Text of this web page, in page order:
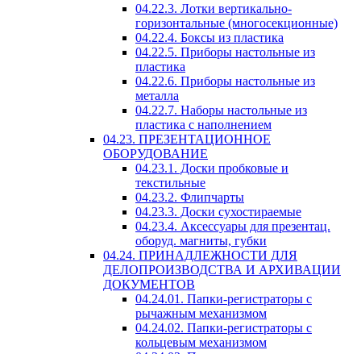
04.22.3. Лотки вертикально-
горизонтальные (многосекционные)
04.22.4. Боксы из пластика
04.22.5. Приборы настольные из
пластика
04.22.6. Приборы настольные из
металла
04.22.7. Наборы настольные из
пластика с наполнением
04.23. ПРЕЗЕНТАЦИОННОЕ
ОБОРУДОВАНИЕ
04.23.1. Доски пробковые и
текстильные
04.23.2. Флипчарты
04.23.3. Доски сухостираемые
04.23.4. Аксессуары для презентац.
оборуд. магниты, губки
04.24. ПРИНАДЛЕЖНОСТИ ДЛЯ
ДЕЛОПРОИЗВОДСТВА И АРХИВАЦИИ
ДОКУМЕНТОВ
04.24.01. Папки-регистраторы с
рычажным механизмом
04.24.02. Папки-регистраторы с
кольцевым механизмом